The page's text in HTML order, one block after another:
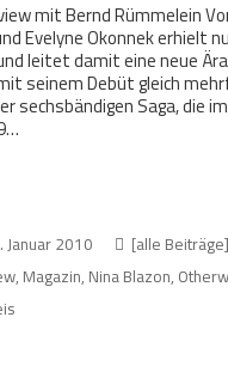
mit Bernd Rümmelein
Evelyne Okonnek
leitet damit eine neue
seinem Debüt gleich
sechsbändigen Saga, die
Januar 2010 [alle Beiträge]
, Magazin, Nina Blazon,